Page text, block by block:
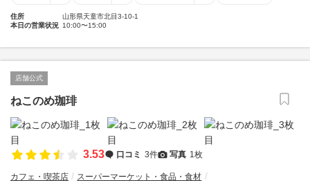
住所
山形県天童市北目3-10-1
本日の営業状況 10:00〜15:00
店舗公式
ねこのめ珈琲
3.53 口コミ 3件 写真 1枚
カフェ・喫茶店
スーパーマーケット・食品・食材